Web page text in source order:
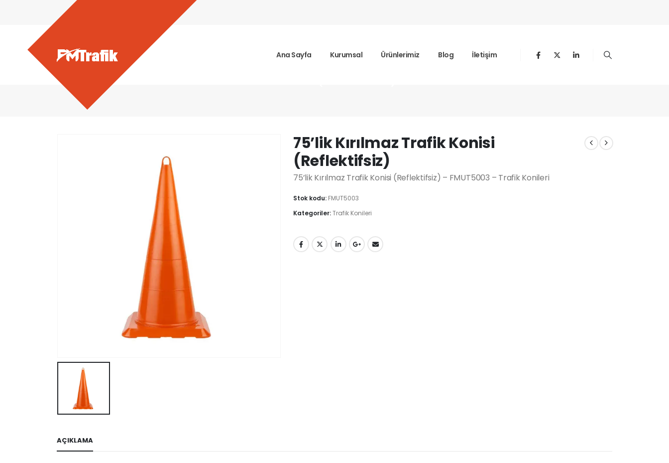
Ana Sayfa Kurumsal Ürünlerimiz Blog İletişim
Ürünlerimiz - 75’lik Kırılmaz Trafik Konisi (Reflektifsiz)
75’lik Kırılmaz Trafik Konisi
(Reflektifsiz)
75’lik Kırılmaz Trafik Konisi (Reflektifsiz) – FMUT5003 – Trafik Konileri
Stok kodu: FMUT5003
Kategoriler:Trafik Konileri
AÇIKLAMA